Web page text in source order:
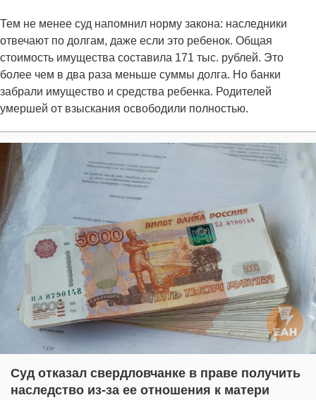
Тем не менее суд напомнил норму закона: наследники
отвечают по долгам, даже если это ребенок. Общая
стоимость имущества составила 171 тыс. рублей. Это
более чем в два раза меньше суммы долга. Но банки
забрали имущество и средства ребенка. Родителей
умершей от взыскания освободили полностью.
Суд отказал свердловчанке в праве получить
наследство из-за ее отношения к матери